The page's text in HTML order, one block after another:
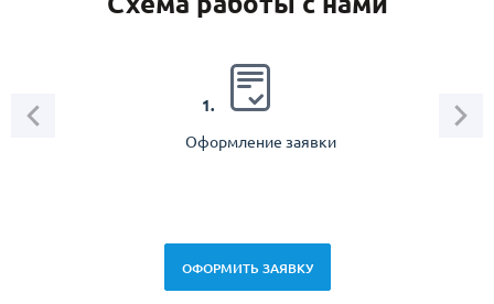
1.
Оформление заявки
ОФОРМИТЬ ЗАЯВКУ